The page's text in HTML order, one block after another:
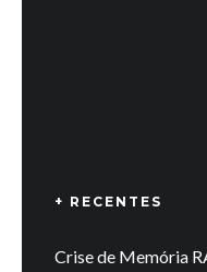
+ RECENTES
Crise de Memória